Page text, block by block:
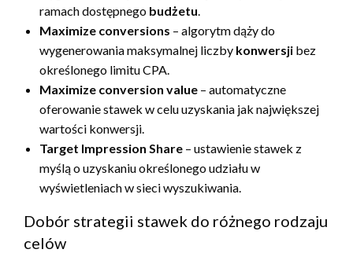
ramach dostępnego budżetu.
Maximize conversions – algorytm dąży do
wygenerowania maksymalnej liczby konwersji bez
określonego limitu CPA.
Maximize conversion value – automatyczne
oferowanie stawek w celu uzyskania jak największej
wartości konwersji.
Target Impression Share – ustawienie stawek z
myślą o uzyskaniu określonego udziału w
wyświetleniach w sieci wyszukiwania.
Dobór strategii stawek do różnego rodzaju
celów